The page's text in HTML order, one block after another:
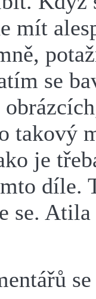
mít
se
takový
je
díle.
se. Atila